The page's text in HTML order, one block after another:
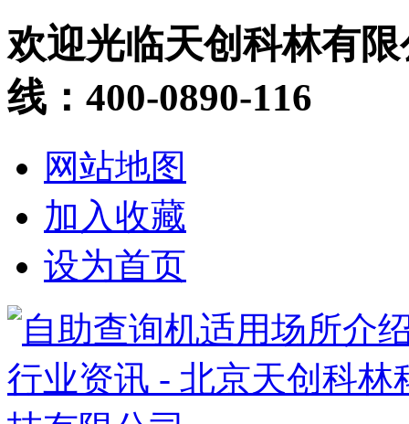
欢迎光临天创科林有
线：400-0890-116
网站地图
加入收藏
设为首页